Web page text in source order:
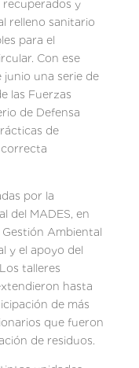
recuperados y
relleno sanitario
para el
Con ese
junio una serie de
las Fuerzas
de Defensa
de
por la
del MADES, en
Ambiental
y el apoyo del
talleres
hasta
de más
que fueron
de residuos.